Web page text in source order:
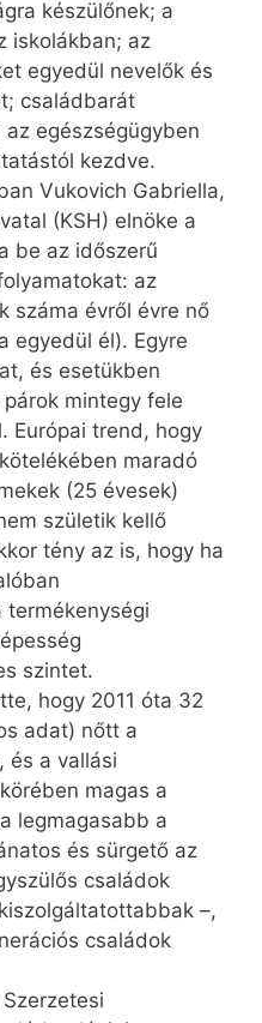
készülőnek; a
iskolákban; az
egyedül nevelők és
családbarát
egészségügyben
kezdve.
Vukovich Gabriella,
(KSH) elnöke a
be az időszerű
az
száma évről évre nő
egyedül él). Egyre
és esetükben
mintegy fele
Európai trend, hogy
maradó
(25 évesek)
születik kellő
tény az is, hogy ha
termékenységi
szintet.
hogy 2011 óta 32
adat) nőtt a
és a vallási
magas a
legmagasabb a
és sürgető az
családok
–,
családok